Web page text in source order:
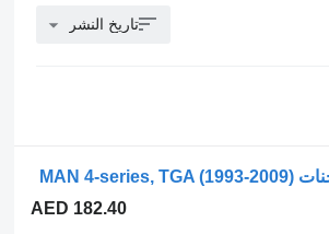
تاريخ النشر
AED 182.40